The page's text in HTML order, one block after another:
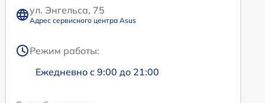
ул. Энгельса, 75
Адрес сервисного центра Asus
Режим работы:
Ежедневно с 9:00 до 21:00